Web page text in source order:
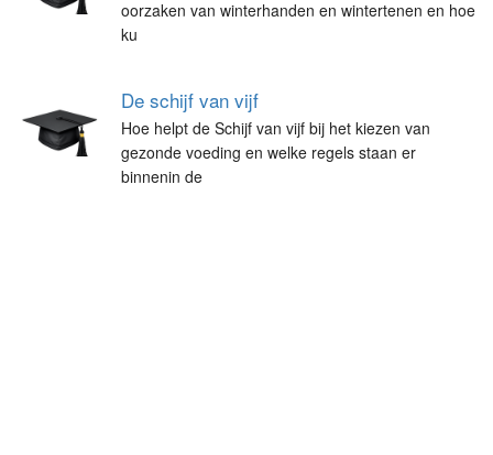
oorzaken van winterhanden en wintertenen en hoe
ku
De schijf van vijf
Hoe helpt de Schijf van vijf bij het kiezen van
gezonde voeding en welke regels staan er
binnenin de